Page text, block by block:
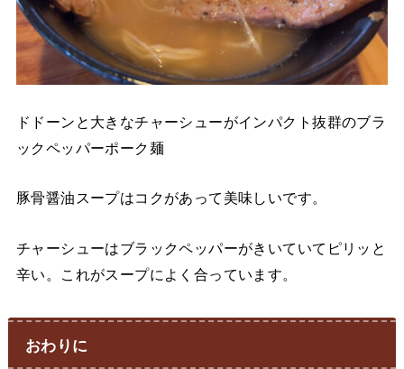
ドドーンと大きなチャーシューがインパクト抜群のブラ
ックペッパーポーク麺
豚骨醤油スープはコクがあって美味しいです。
チャーシューはブラックペッパーがきいていてピリッと
辛い。これがスープによく合っています。
おわりに